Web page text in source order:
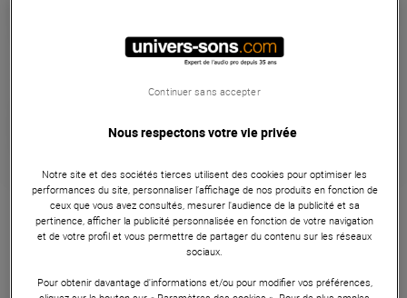
A partir de 60 €
Choisir mon grade
Garantie3 ans
Eligible à la Garantie Sérénité
Accessoires Informatiques
Le iRig BlueTurn IK Multimedia est un tourne page
Nous respectons votre vie privée
Notre site et des sociétés tierces utilisent des cookies pour optimiser les
performances du site, personnaliser l’affichage de nos produits en fonction de
ceux que vous avez consultés, mesurer l'audience de la publicité et sa
pertinence, afficher la publicité personnalisée en fonction de votre navigation
et de votre profil et vous permettre de partager du contenu sur les réseaux
sociaux.
Pour obtenir davantage d'informations et/ou pour modifier vos préférences,
Continuer sans accepter